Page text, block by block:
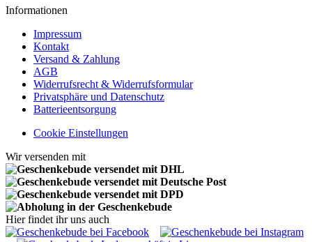
Informationen
Impressum
Kontakt
Versand & Zahlung
AGB
Widerrufsrecht & Widerrufsformular
Privatsphäre und Datenschutz
Batterieentsorgung
Cookie Einstellungen
Wir versenden mit
Hier findet ihr uns auch